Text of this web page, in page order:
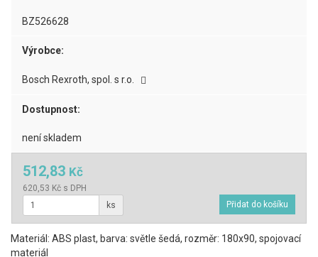
BZ526628
Výrobce:
Bosch Rexroth, spol. s r.o.
Dostupnost:
není skladem
512,83 Kč
620,53 Kč s DPH
ks
Materiál: ABS plast, barva: světle šedá, rozměr: 180x90, spojovací
materiál